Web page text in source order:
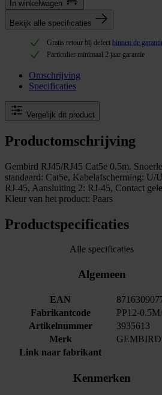
In winkel­wagen
Bekijk alle specificaties
Gratis retour bij defect binnen de
Particulier minimaal 2 jaar garantie
Omschrijving
Specificaties
Vergelijk dit product
Productomschrijving
Gembird RJ45/RJ45 Cat5e 0.5m.
standaard: Cat5e, Kabelafscherming:
RJ-45, Aansluiting 2: RJ-45, Contact
Kleur van het product: Paars
Productspecificaties
Alle specificaties
Algemeen
EAN
Fabrikantcode
PP12-
Artikelnummer
3935613
Merk
GEMBIRD
Link naar fabrikant
Kenmerken